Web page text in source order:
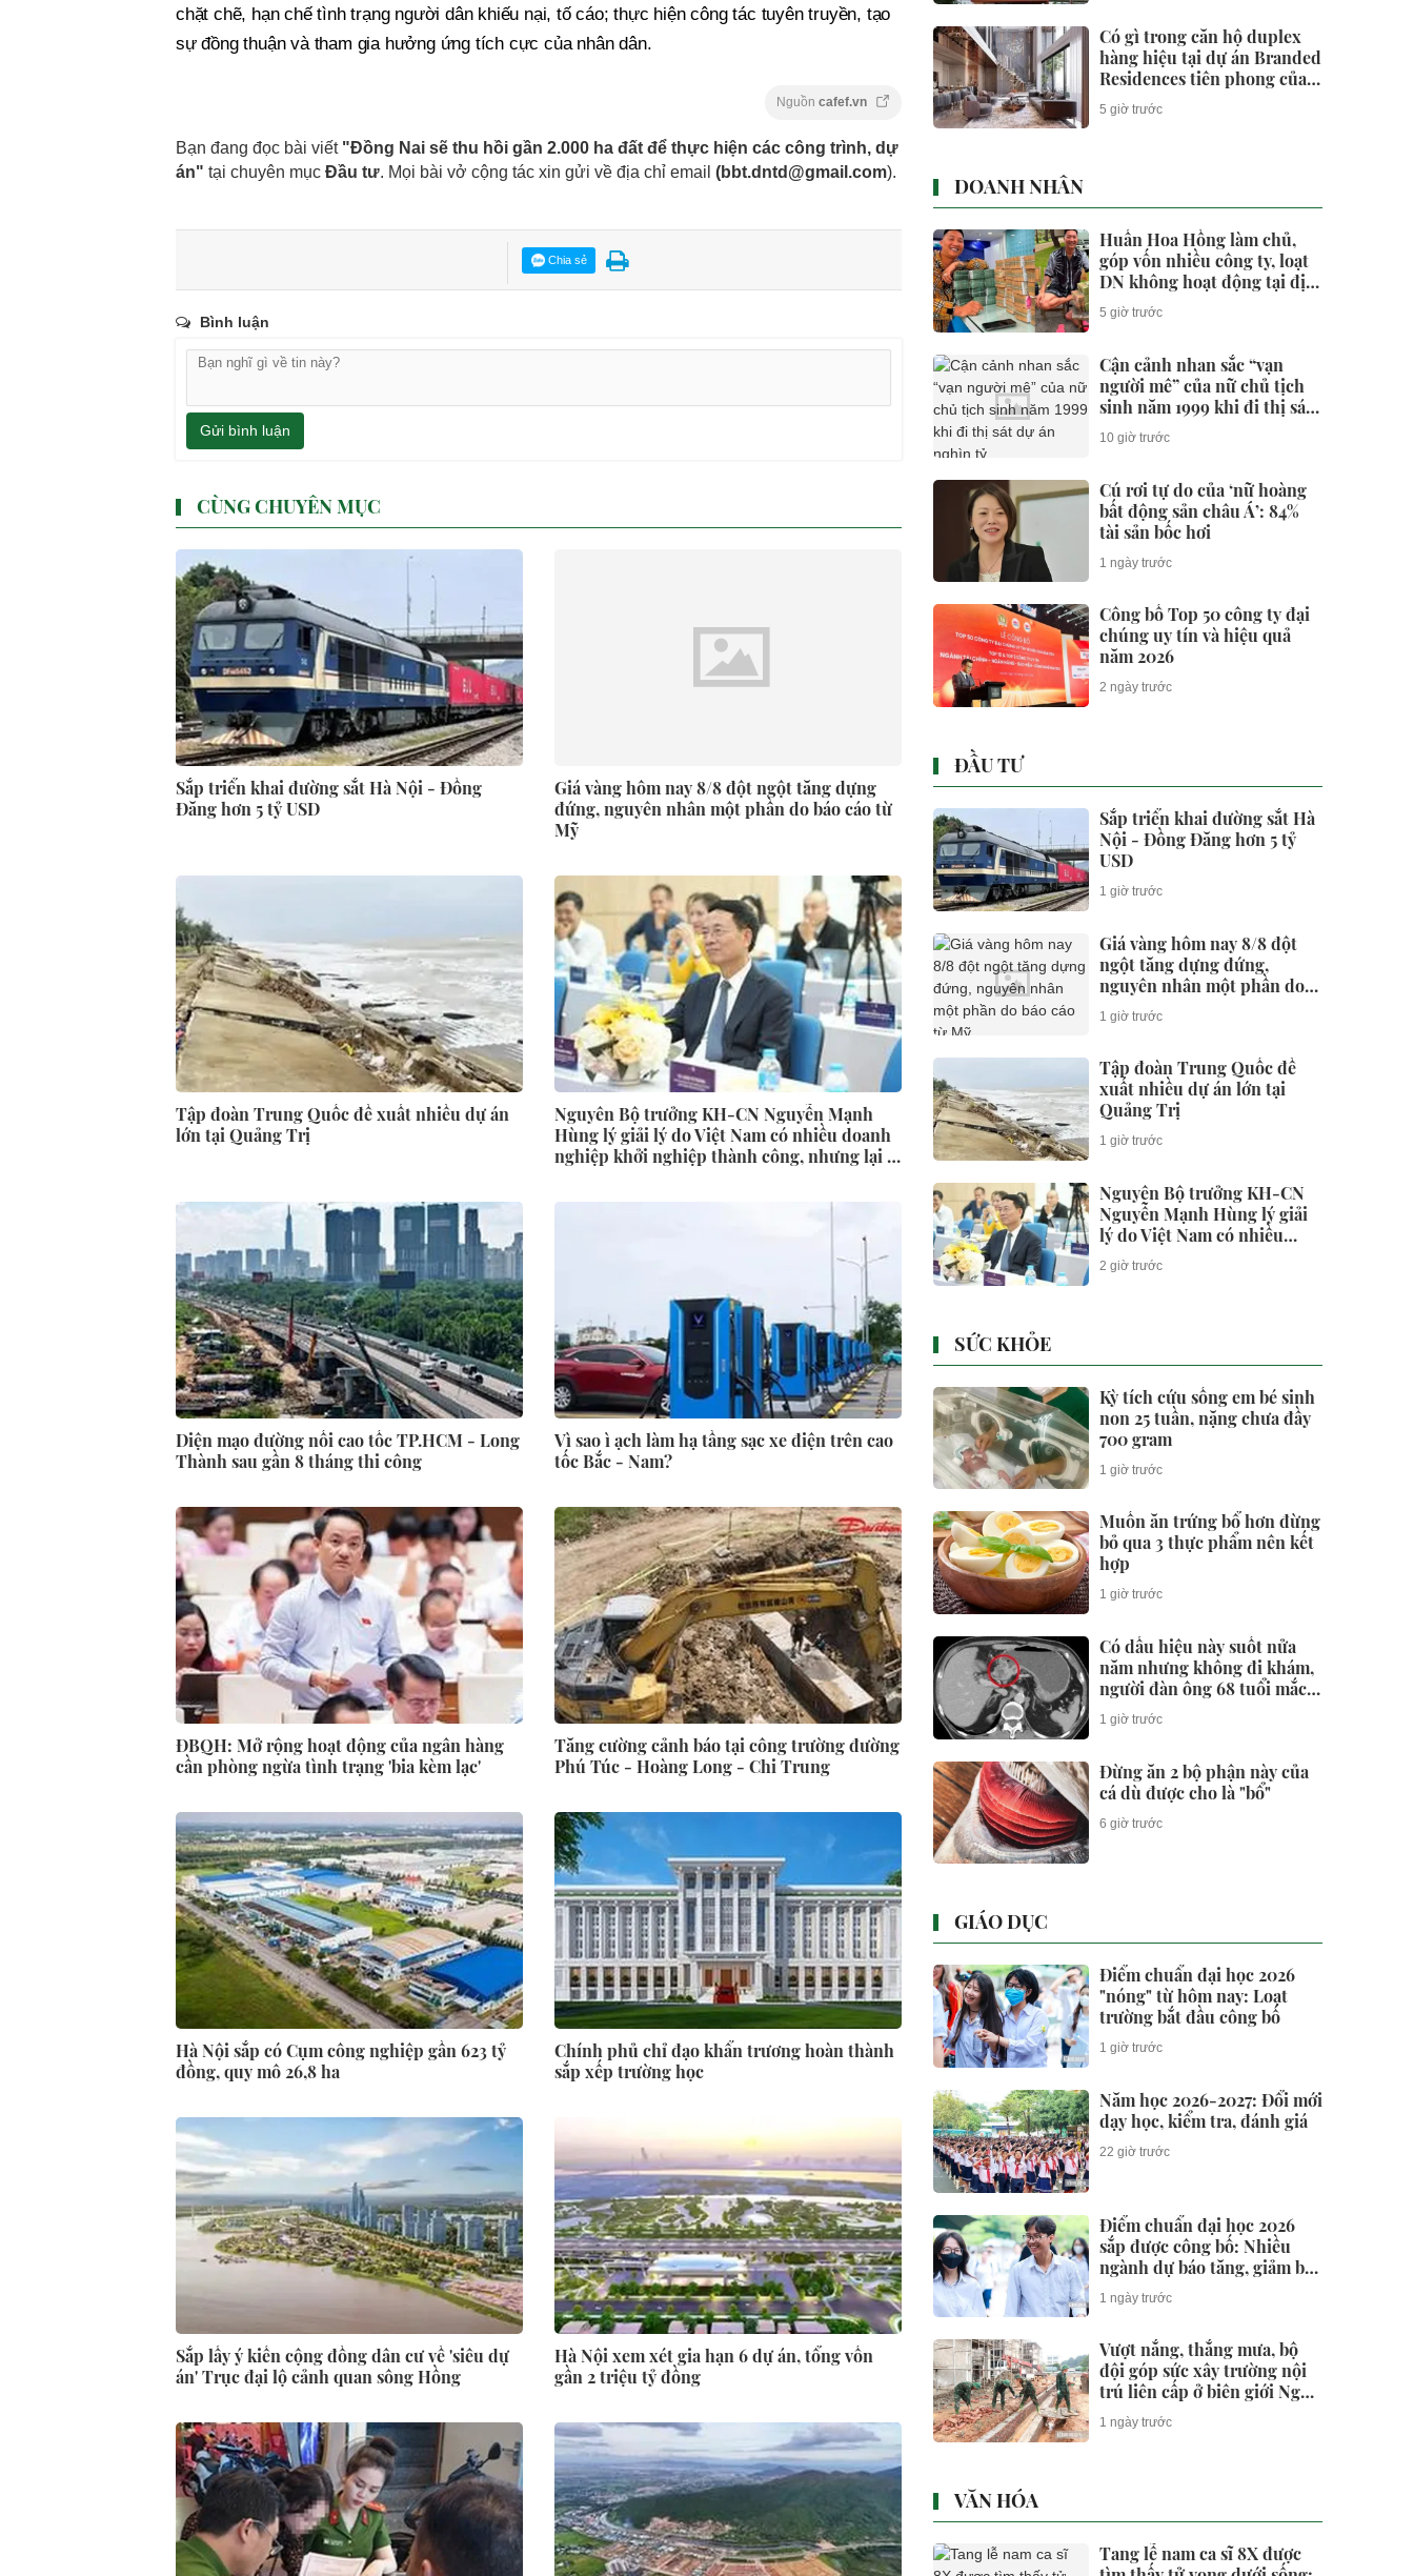
chặt chẽ, hạn chế tình trạng người dân khiếu nại, tố cáo; thực hiện công tác tuyên truyền, tạo
sự đồng thuận và tham gia hưởng ứng tích cực của nhân dân.
Nguồn cafef.vn
Bạn đang đọc bài viết "Đồng Nai sẽ thu hồi gần 2.000 ha đất để thực hiện các công trình, dự
án" tại chuyên mục Đầu tư. Mọi bài vở cộng tác xin gửi về địa chỉ email (bbt.dntd@gmail.com).
Chia sẻ
Bình luận
Gửi bình luận
CÙNG CHUYÊN MỤC
Sắp triển khai đường sắt Hà Nội - Đồng
Đăng hơn 5 tỷ USD
Giá vàng hôm nay 8/8 đột ngột tăng dựng
đứng, nguyên nhân một phần do báo cáo từ
Mỹ
Tập đoàn Trung Quốc đề xuất nhiều dự án
lớn tại Quảng Trị
Nguyên Bộ trưởng KH-CN Nguyễn Mạnh
Hùng lý giải lý do Việt Nam có nhiều doanh
nghiệp khởi nghiệp thành công, nhưng lại ít
Diện mạo đường nối cao tốc TP.HCM - Long
Thành sau gần 8 tháng thi công
Vì sao ì ạch làm hạ tầng sạc xe điện trên cao
tốc Bắc - Nam?
ĐBQH: Mở rộng hoạt động của ngân hàng
cần phòng ngừa tình trạng 'bia kèm lạc'
Tăng cường cảnh báo tại công trường đường
Phú Túc - Hoàng Long - Chi Trung
Hà Nội sắp có Cụm công nghiệp gần 623 tỷ
đồng, quy mô 26,8 ha
Chính phủ chỉ đạo khẩn trương hoàn thành
sắp xếp trường học
Sắp lấy ý kiến cộng đồng dân cư về 'siêu dự
án' Trục đại lộ cảnh quan sông Hồng
Hà Nội xem xét gia hạn 6 dự án, tổng vốn
gần 2 triệu tỷ đồng
Có gì trong căn hộ duplex
hàng hiệu tại dự án Branded
Residences tiên phong của
KĐT Ciputra?
5 giờ trước
DOANH NHÂN
Huấn Hoa Hồng làm chủ,
góp vốn nhiều công ty, loạt
DN không hoạt động tại địa
chỉ
5 giờ trước
Cận cảnh nhan sắc “vạn
người mê” của nữ chủ tịch
sinh năm 1999 khi đi thị sát
dự án nghìn tỷ
10 giờ trước
Cú rơi tự do của ‘nữ hoàng
bất động sản châu Á’: 84%
tài sản bốc hơi
1 ngày trước
Công bố Top 50 công ty đại
chúng uy tín và hiệu quả
năm 2026
2 ngày trước
ĐẦU TƯ
Sắp triển khai đường sắt Hà
Nội - Đồng Đăng hơn 5 tỷ
USD
1 giờ trước
Giá vàng hôm nay 8/8 đột
ngột tăng dựng đứng,
nguyên nhân một phần do
báo cáo từ Mỹ
1 giờ trước
Tập đoàn Trung Quốc đề
xuất nhiều dự án lớn tại
Quảng Trị
1 giờ trước
Nguyên Bộ trưởng KH-CN
Nguyễn Mạnh Hùng lý giải
lý do Việt Nam có nhiều
doanh nghiệp khởi nghiệp
thành công, nhưng lại ít
2 giờ trước
SỨC KHỎE
Kỳ tích cứu sống em bé sinh
non 25 tuần, nặng chưa đầy
700 gram
1 giờ trước
Muốn ăn trứng bổ hơn đừng
bỏ qua 3 thực phẩm nên kết
hợp
1 giờ trước
Có dấu hiệu này suốt nửa
năm nhưng không đi khám,
người đàn ông 68 tuổi mắc
ung thư giai đoạn 3
1 giờ trước
Đừng ăn 2 bộ phận này của
cá dù được cho là "bổ"
6 giờ trước
GIÁO DỤC
Điểm chuẩn đại học 2026
"nóng" từ hôm nay: Loạt
trường bắt đầu công bố
1 giờ trước
Năm học 2026-2027: Đổi mới
dạy học, kiểm tra, đánh giá
22 giờ trước
Điểm chuẩn đại học 2026
sắp được công bố: Nhiều
ngành dự báo tăng, giảm bất
ngờ
1 ngày trước
Vượt nắng, thắng mưa, bộ
đội góp sức xây trường nội
trú liên cấp ở biên giới Nghệ
An
1 ngày trước
VĂN HÓA
Tang lễ nam ca sĩ 8X được